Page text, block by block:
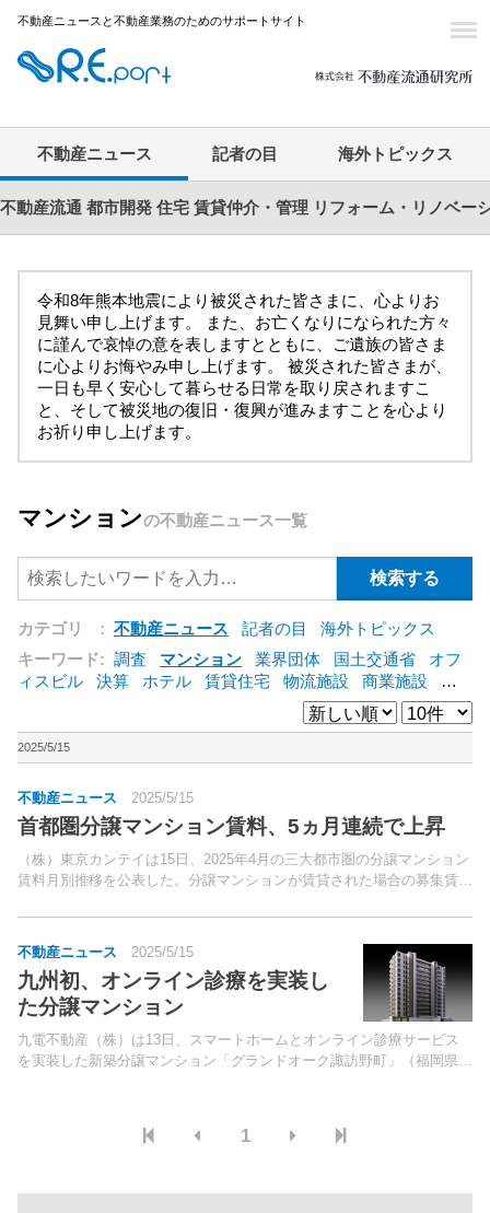
不動産ニュースと不動産業務のためのサポートサイト
不動産ニュース 記者の目 海外トピックス
不動産流通 都市開発 住宅 賃貸仲介・管理 リフォーム・リノベー
令和8年熊本地震により被災された皆さまに、心よりお
見舞い申し上げます。 また、お亡くなりになられた方々
に謹んで哀悼の意を表しますとともに、ご遺族の皆さま
に心よりお悔やみ申し上げます。 被災された皆さまが、
一日も早く安心して暮らせる日常を取り戻されますこ
と、そして被災地の復旧・復興が進みますことを心より
お祈り申し上げます。
マンションの不動産ニュース一覧
カテゴリ : 不動産ニュース 記者の目
海外トピックス
キーワード: 調査 マンション 業界団体 国土交通省
オフ
ィスビル
決算 ホテル 賃貸住宅 物流施設 商業施設
海
東急不動産 賃料
ア
野村不動産 ZEH [+]
2025/5/15
不動産ニュース 2025/5/15
首都圏分譲マンション賃料、5ヵ月連続で上昇
（株）東京カンテイは15日、2025年4月の三大都市圏の分譲マンション
賃料月別推移を公表した。分譲マンションが賃貸された場合の募集賃料
不動産ニュース 2025/5/15
九州初、オンライン診療を実装し
た分譲マンション
九電不動産（株）は13日、スマートホームとオンライン診療サービス
を実装した新築分譲マンション「グランドオーク諏訪野町」（福岡県久
1